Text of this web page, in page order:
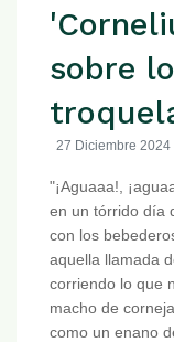
sobre
27 Diciembre 2024
"¡Aguaaa!,
en un tórrido día
con los
aquella llamada
corriendo lo que
macho de
como un enano